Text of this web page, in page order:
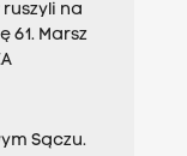
na
61. Marsz
Sączu.